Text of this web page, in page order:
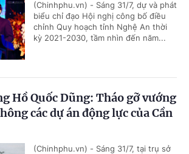
(Chinhphu.vn) - Sáng 31/7, dự và phát
biểu chỉ đạo Hội nghị công bố điều
chỉnh Quy hoạch tỉnh Nghệ An thời
kỳ 2021-2030, tầm nhìn đến năm...
Hồ Quốc Dũng: Tháo gỡ vướng
các dự án động lực của Cần
(Chinhphu.vn) - Sáng 31/7, tại trụ sở